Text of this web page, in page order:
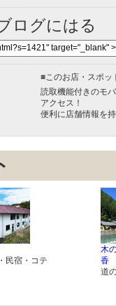
ログにはる
■ このお店・スポ
読取機能付きのモ
アクセス！
便利に店舗情報を
民宿・コテ
木
香
道